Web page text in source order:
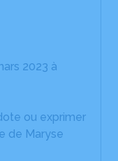
2023 à
ou exprimer
de Maryse